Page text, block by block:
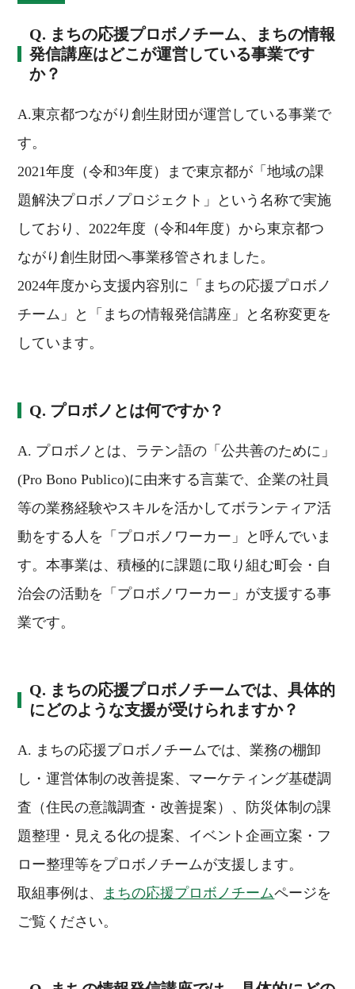
Q. まちの応援プロボノチーム、まちの情報
発信講座はどこが運営している事業です
か？
A.東京都つながり創生財団が運営している事業で
す。
2021年度（令和3年度）まで東京都が「地域の課
題解決プロボノプロジェクト」という名称で実施
しており、2022年度（令和4年度）から東京都つ
ながり創生財団へ事業移管されました。
2024年度から支援内容別に「まちの応援プロボノ
チーム」と「まちの情報発信講座」と名称変更を
しています。
Q. プロボノとは何ですか？
A. プロボノとは、ラテン語の「公共善のために」
(Pro Bono Publico)に由来する言葉で、企業の社員
等の業務経験やスキルを活かしてボランティア活
動をする人を「プロボノワーカー」と呼んでいま
す。本事業は、積極的に課題に取り組む町会・自
治会の活動を「プロボノワーカー」が支援する事
業です。
Q. まちの応援プロボノチームでは、具体的
にどのような支援が受けられますか？
A. まちの応援プロボノチームでは、業務の棚卸
し・運営体制の改善提案、マーケティング基礎調
査（住民の意識調査・改善提案）、防災体制の課
題整理・見える化の提案、イベント企画立案・フ
ロー整理等をプロボノチームが支援します。
取組事例は、
まちの応援プロボノチームページを
ご覧ください。